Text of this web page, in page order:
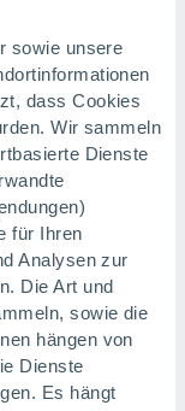
sowie unsere
dass Cookies
Wir sammeln
Dienste
für Ihren
Analysen zur
Die Art und
sowie die
hängen von
Dienste
Es hängt